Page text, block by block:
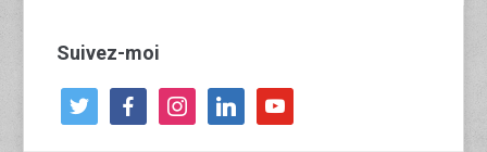
Suivez-moi
twitter facebookinstagramlinkedin youtube